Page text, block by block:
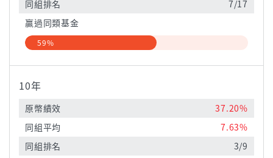
同組排名
7/17
贏過同類基金
59%
10年
原幣績效
37.20%
同組平均
7.63%
同組排名
3/9